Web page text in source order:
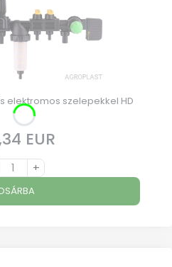
elektromos szelepekkel HD
EUR
+